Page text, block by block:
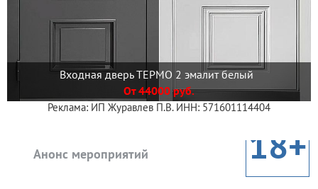
Входная дверь ТЕРМО 2 эмалит белый
От 44000 руб.
Реклама: ИП Журавлев П.В. ИНН: 571601114404
Анонс мероприятий 18+